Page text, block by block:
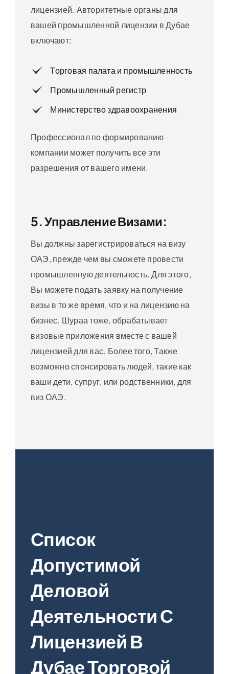
лицензией. Авторитетные органы для
вашей промышленной лицензии в Дубае
включают:
Торговая палата и промышленность
Промышленный регистр
Министерство здравоохранения
Профессионал по формированию
компании может получить все эти
разрешения от вашего имени.
5. Управление Визами:
Вы должны зарегистрироваться на визу
ОАЭ, прежде чем вы сможете провести
промышленную деятельность. Для этого,
Вы можете подать заявку на получение
визы в то же время, что и на лицензию на
бизнес. Шураа тоже, обрабатывает
визовые приложения вместе с вашей
лицензией для вас. Более того, Также
возможно спонсировать людей, такие как
ваши дети, супруг, или родственники, для
виз ОАЭ.
Список
Допустимой
Деловой
Деятельности С
Лицензией В
Дубае Торговой